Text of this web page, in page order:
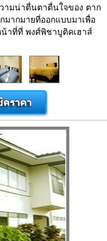
ามน่าตื่นตาตื่นใจของ ตาก
มากมายที่ออกแบบมาเพื่อ
าที่ที่ พงศ์พิชาบูติคเฮาส์